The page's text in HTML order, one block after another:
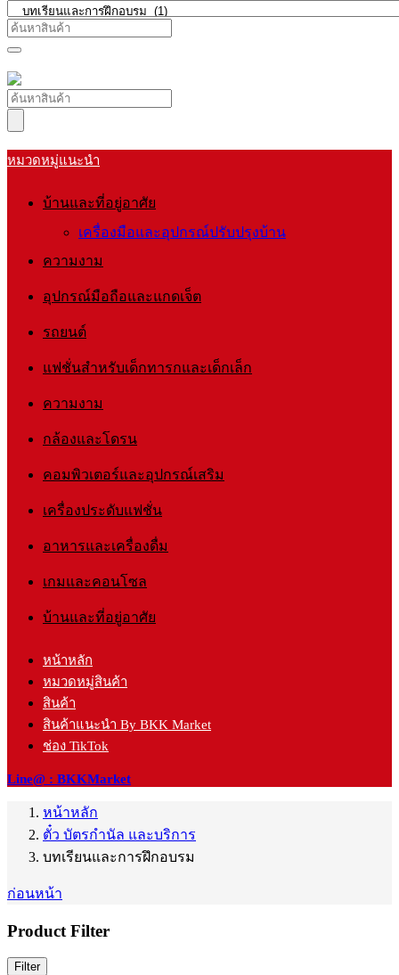
หมวดหมู่แนะนำ
บ้านและที่อยู่อาศัย
เครื่องมือและอุปกรณ์ปรับปรุงบ้าน
ความงาม
อุปกรณ์มือถือและแกดเจ็ต
รถยนต์
แฟชั่นสำหรับเด็กทารกและเด็กเล็ก
ความงาม
กล้องและโดรน
คอมพิวเตอร์และอุปกรณ์เสริม
เครื่องประดับแฟชั่น
อาหารและเครื่องดื่ม
เกมและคอนโซล
บ้านและที่อยู่อาศัย
หน้าหลัก
หมวดหมู่สินค้า
สินค้า
สินค้าแนะนำ By BKK Market
ช่อง TikTok
Line@ : BKKMarket
หน้าหลัก
ตั๋ว บัตรกำนัล และบริการ
บทเรียนและการฝึกอบรม
ก่อนหน้า
Product Filter
Filter